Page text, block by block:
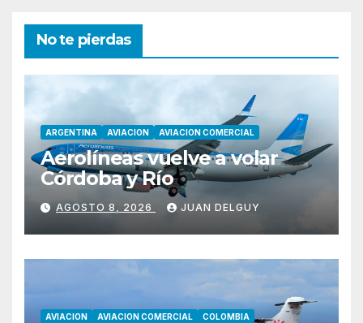
No te pierdas
ARGENTINA AVIACION AVIACION COMERCIAL
Aerolíneas vuelve a volar
Córdoba y Río
AGOSTO 8, 2026 JUAN DELGUY
AVIACION AVIACION COMERCIAL COLOMBIA